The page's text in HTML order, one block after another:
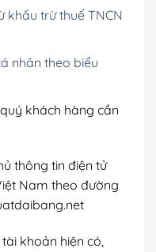
khấu trừ thuế TNCN
nhân theo biểu
khách hàng cần
thông tin điện tử
Nam theo đường
khoản hiện có,